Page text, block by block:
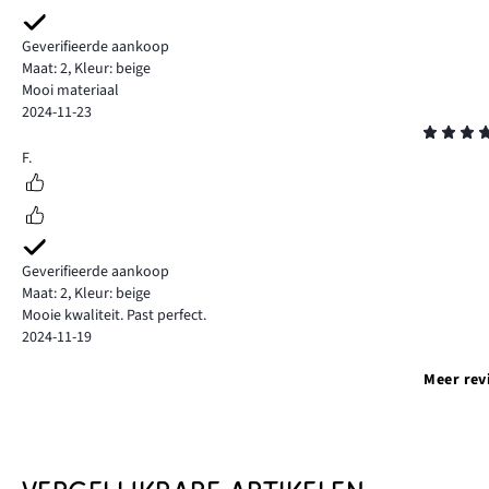
Geverifieerde aankoop
Maat: 2, Kleur: beige
Mooi materiaal
2024-11-23
5
F.
Geverifieerde aankoop
Maat: 2, Kleur: beige
Mooie kwaliteit. Past perfect.
2024-11-19
Meer